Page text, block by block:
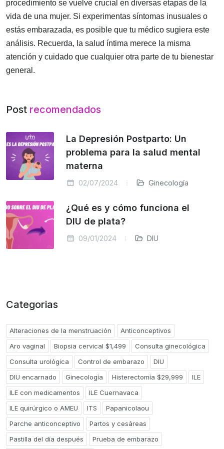
procedimiento se vuelve crucial en diversas etapas de la
vida de una mujer. Si experimentas síntomas inusuales o
estás embarazada, es posible que tu médico sugiera este
análisis. Recuerda, la salud íntima merece la misma
atención y cuidado que cualquier otra parte de tu bienestar
general.
Post recomendados
La Depresión Postparto: Un
problema para la salud mental
materna
02/07/2024 Ginecología
¿Qué es y cómo funciona el
DIU de plata?
09/01/2024 DIU
Categorias
Alteraciones de la menstruación
Anticonceptivos
Aro vaginal
Biopsia cervical $1,499
Consulta ginecológica
Consulta urológica
Control de embarazo
DIU
DIU encarnado
Ginecología Histerectomía $29,999
ILE
ILE con medicamentos
ILE Cuernavaca
ILE quirúrgico o AMEU
ITS
Papanicolaou
Parche anticonceptivo
Partos y cesáreas
Pastilla del día después
Prueba de embarazo